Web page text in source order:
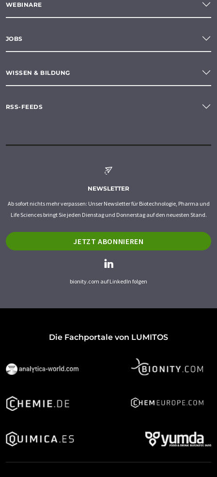
WEBINARE
JOBS
WISSEN & BILDUNG
RSS-FEEDS
NEWSLETTER
Ab sofort nichts mehr verpassen: Unser Newsletter für Biotechnologie, Pharma und
Life Sciences bringt Sie jeden Dienstag und Donnerstag auf den neuesten Stand.
JETZT ABONNIEREN
bionity.com auf LinkedIn folgen
Die Fachportale von LUMITOS